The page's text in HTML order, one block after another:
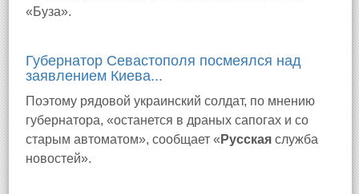
«Буза».
Губернатор Севастополя посмеялся над
заявлением Киева...
Поэтому рядовой украинский солдат, по мнению
губернатора, «останется в драных сапогах и со
старым автоматом», сообщает « Русская служба
новостей».